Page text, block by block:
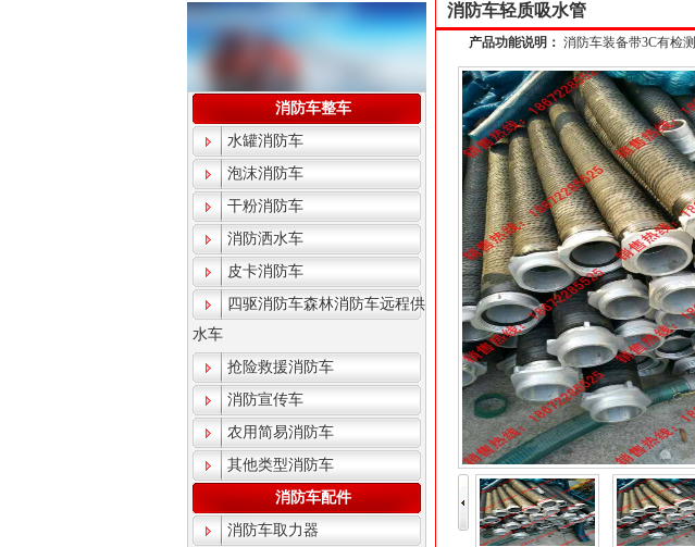
消防车整车
水罐消防车
泡沫消防车
干粉消防车
消防洒水车
皮卡消防车
四驱消防车森林消防车远程供
水车
抢险救援消防车
消防宣传车
农用简易消防车
其他类型消防车
消防车配件
消防车取力器
消防车轻质吸水管
产品功能说明： 消防车装备带3C有检